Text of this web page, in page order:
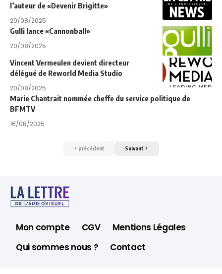
l’auteur de «Devenir Brigitte»
20/08/2025
Gulli lance «Cannonball»
20/08/2025
Vincent Vermeulen devient directeur
délégué de Reworld Media Studio
20/08/2025
Marie Chantrait nommée cheffe du service politique de
BFMTV
16/08/2025
précédent Suivant
Mon compte CGV
Mentions Légales
Qui sommes nous ?
Contact